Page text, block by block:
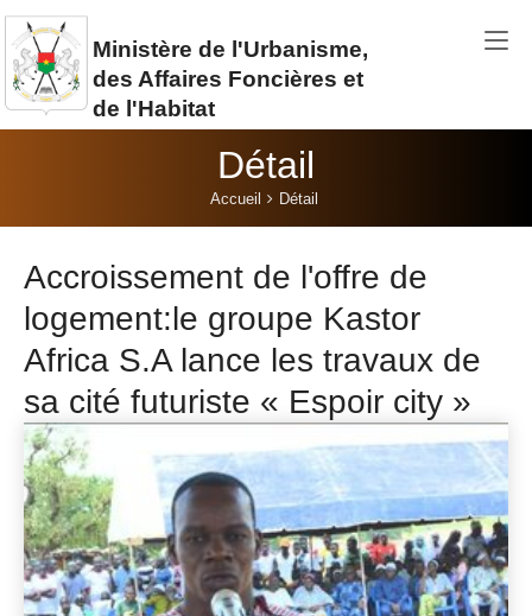
Aller au contenu principal
Ministère de l'Urbanisme,
des Affaires Foncières et
de l'Habitat
Détail
Accueil Détail
Accroissement de l'offre de
logement:le groupe Kastor
Africa S.A lance les travaux de
sa cité futuriste « Espoir city »